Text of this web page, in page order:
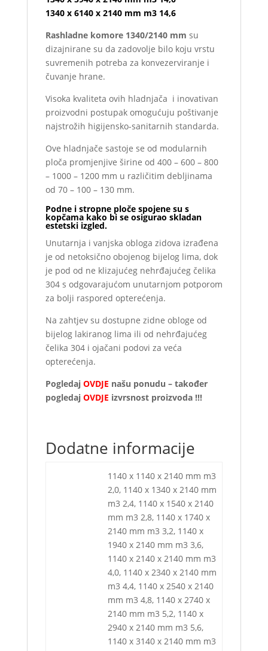
1340 x 6140 x 2140 mm m3 14,6
Rashladne komore 1340/2140 mm su
dizajnirane su da zadovolje bilo koju vrstu
suvremenih potreba za konvezerviranje i
čuvanje hrane.
Visoka kvaliteta ovih hladnjača i inovativan
proizvodni postupak omogućuju poštivanje
najstrožih higijensko-sanitarnih standarda.
Ove hladnjače sastoje se od modularnih
ploča promjenjive širine od 400 – 600 – 800
– 1000 – 1200 mm u različitim debljinama
od 70 – 100 – 130 mm.
Podne i stropne ploče spojene su s
kopčama kako bi se osigurao skladan
estetski izgled.
Unutarnja i vanjska obloga zidova izrađena
je od netoksično obojenog bijelog lima, dok
je pod od ne klizajućeg nehrđajućeg čelika
304 s odgovarajućom unutarnjom potporom
za bolji raspored opterećenja.
Na zahtjev su dostupne zidne obloge od
bijelog lakiranog lima ili od nehrđajućeg
čelika 304 i ojačani podovi za veća
opterećenja.
Pogledaj OVDJE našu ponudu – također
pogledaj OVDJE izvrsnost proizvoda !!!
Dodatne informacije
1140 x 1140 x 2140 mm m3
2,0, 1140 x 1340 x 2140 mm
m3 2,4, 1140 x 1540 x 2140
mm m3 2,8, 1140 x 1740 x
2140 mm m3 3,2, 1140 x
1940 x 2140 mm m3 3,6,
1140 x 2140 x 2140 mm m3
4,0, 1140 x 2340 x 2140 mm
m3 4,4, 1140 x 2540 x 2140
mm m3 4,8, 1140 x 2740 x
2140 mm m3 5,2, 1140 x
2940 x 2140 mm m3 5,6,
1140 x 3140 x 2140 mm m3